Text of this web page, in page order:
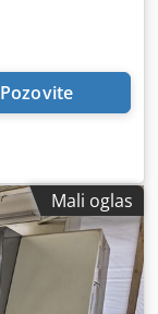
Pozovite
Mali oglas